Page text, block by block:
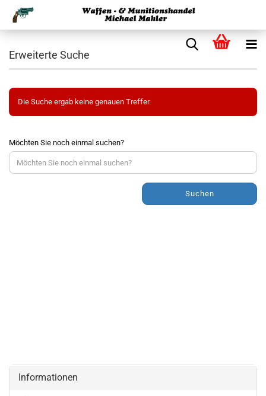
Erweiterte Suche
Die Suche ergab keine genauen Treffer.
Möchten Sie noch einmal suchen?
Suchen
Informationen